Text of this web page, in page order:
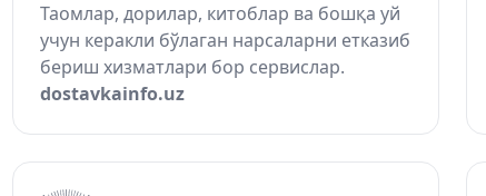
Таомлар, дорилар, китоблар ва бошқа уй
учун керакли бўлаган нарсаларни етказиб
бериш хизматлари бор сервислар.
dostavkainfo.uz